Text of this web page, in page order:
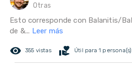
Otras
Esto corresponde con Balanitis/
de &... Leer más
remove_red_eye 355 vistas volunteer_activism Útil para 1 persona(s)